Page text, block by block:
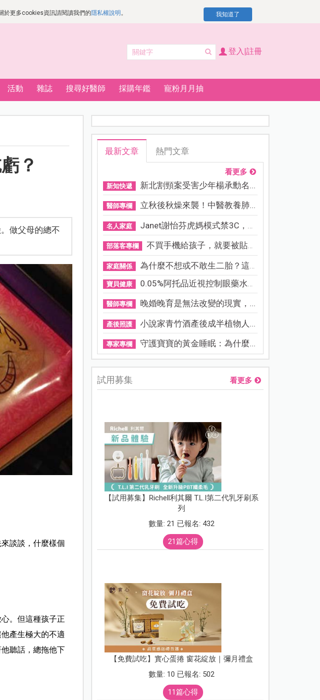
於更多cookies資訊請閱讀我們的隱私權說明 。 我知道了
登入|註冊
活動 雜誌 搜尋好醫師 採購年鑑 寵粉月月抽
？
做父母的總不
談談，什麼樣個
。但這種孩子正
產生極大的不適
聽話，總拖他下
最新文章 熱門文章
看更多
新知快遞 新北割頸案受害少年楊承勳名...
醫師專欄 立秋後秋燥來襲！中醫教養肺...
名人家庭 Janet謝怡芬虎媽模式禁3C，看...
部落客專欄 不買手機給孩子，就要被貼「...
家庭關係 為什麼不想或不敢生二胎？這8...
寶貝健康 0.05%阿托品近視控制眼藥水納...
醫師專欄 晚婚晚育是無法改變的現實，...
產後照護 小說家青竹酒產後成半植物人...
專家專欄 守護寶寶的黃金睡眠：為什麼...
試用募集 看更多
【試用募集】Richell利其爾 T.L.I第二代乳牙刷系
列
數量: 21 已報名: 432
21篇心得
【免費試吃】實心蛋捲 窗花綻放｜彌月禮盒
數量: 10 已報名: 502
11篇心得